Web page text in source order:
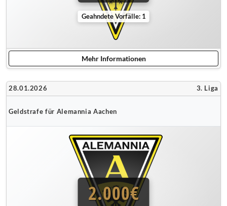
Geahndete Vorfälle: 1
Mehr Informationen
28.01.2026 3. Liga
Geldstrafe für Alemannia Aachen
2.000€